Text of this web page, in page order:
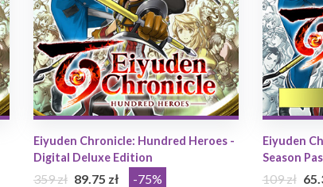
Eiyuden Chronicle: Hundred Heroes -
Digital Deluxe Edition
359 zł 89.75 zł -75%
Eiyuden
Season
109 zł